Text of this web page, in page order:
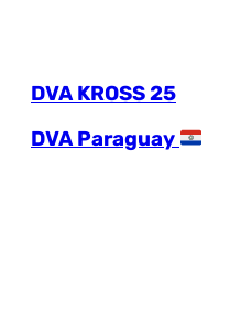
DVA KROSS 25
DVA Paraguay